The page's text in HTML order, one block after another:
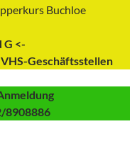
Buchloe
G <-
Geschäftsstellen
8908886